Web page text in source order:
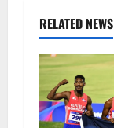
RELATED NEWS